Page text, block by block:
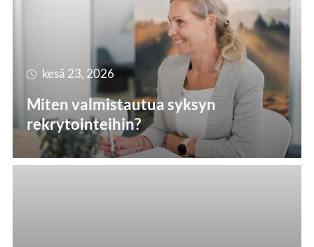
kesä 23, 2026
Miten valmistautua syksyn
rekrytointeihin?